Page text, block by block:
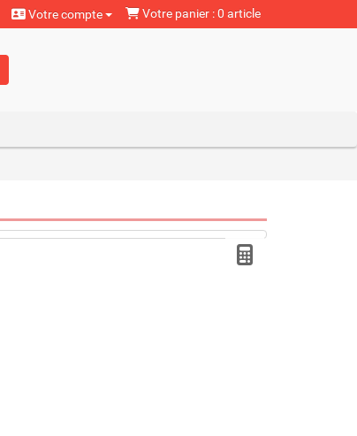
Votre compte Votre panier : 0 article